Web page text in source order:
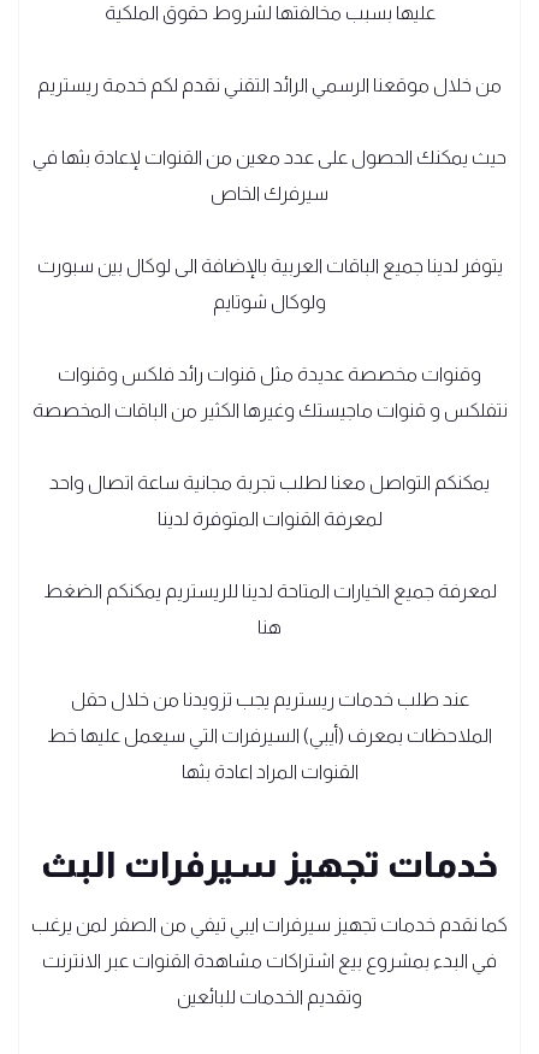
عليها بسبب مخالفتها لشروط حقوق الملكية
من خلال موقعنا الرسمي الرائد التقني نقدم لكم خدمة ريستريم
حيث يمكنك الحصول على عدد معين من القنوات لإعادة بثها في
سيرفرك الخاص
يتوفر لدينا جميع الباقات العربية بالإضافة الى لوكال بين سبورت
ولوكال شوتايم
وقنوات مخصصة عديدة مثل قنوات رائد فلكس وقنوات
نتفلكس و قنوات ماجيستك وغيرها الكثير من الباقات المخصصة
يمكنكم التواصل معنا لطلب تجربة مجانية ساعة اتصال واحد
لمعرفة القنوات المتوفرة لدينا
لمعرفة جميع الخيارات المتاحة لدينا للريستريم يمكنكم الضغط
هنا
عند طلب خدمات ريستريم يجب تزويدنا من خلال حقل
الملاحظات بمعرف (أيبي) السيرفرات التي سيعمل عليها خط
القنوات المراد اعادة بثها
خدمات تجهيز سيرفرات البث
كما نقدم خدمات تجهيز سيرفرات ايبي تيفي من الصفر لمن يرغب
في البدء بمشروع بيع اشتراكات مشاهدة القنوات عبر الانترنت
وتقديم الخدمات للبائعين